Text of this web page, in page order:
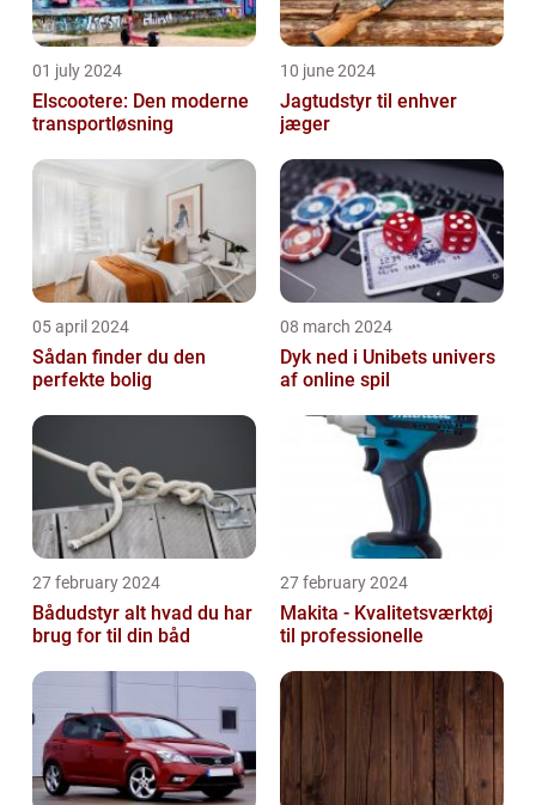
01 july 2024
Elscootere: Den moderne
transportløsning
10 june 2024
Jagtudstyr til enhver
jæger
05 april 2024
Sådan finder du den
perfekte bolig
08 march 2024
Dyk ned i Unibets univers
af online spil
27 february 2024
Bådudstyr alt hvad du har
brug for til din båd
27 february 2024
Makita - Kvalitetsværktøj
til professionelle